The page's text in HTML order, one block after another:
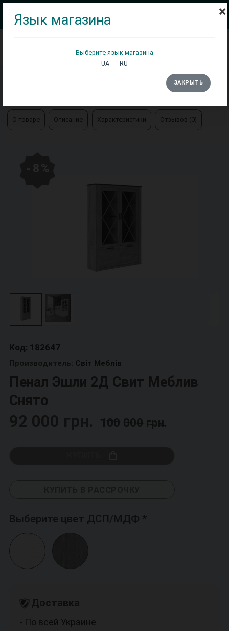
Матрасы
×
Язык магазина
Выберите язык магазина
UA
RU
ЗАКРЫТЬ
О товаре Описание Характеристики Отзывов (0)
Код: 182647
Производитель: Світ Меблів
Пенал Эшли 2Д Свит Меблив
Снято
100 000 грн.
Выберите цвет ДСП/МДФ
Доставка
- По всей Украине